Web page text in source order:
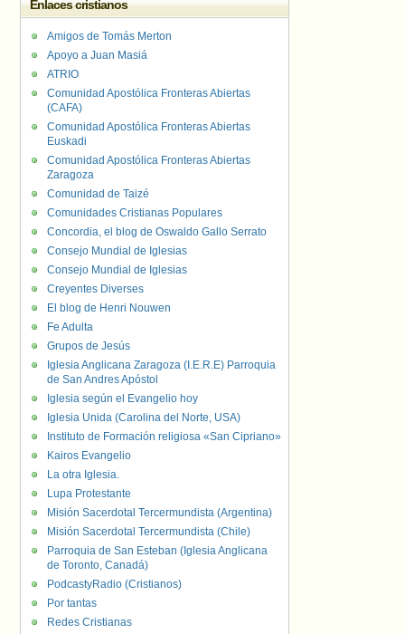
Enlaces cristianos
Amigos de Tomás Merton
Apoyo a Juan Masiá
ATRIO
Comunidad Apostólica Fronteras Abiertas
(CAFA)
Comunidad Apostólica Fronteras Abiertas
Euskadi
Comunidad Apostólica Fronteras Abiertas
Zaragoza
Comunidad de Taizé
Comunidades Cristianas Populares
Concordia, el blog de Oswaldo Gallo Serrato
Consejo Mundial de Iglesias
Consejo Mundial de Iglesias
Creyentes Diverses
El blog de Henri Nouwen
Fe Adulta
Grupos de Jesús
Iglesia Anglicana Zaragoza (I.E.R.E) Parroquia
de San Andres Apóstol
Iglesia según el Evangelio hoy
Iglesia Unida (Carolina del Norte, USA)
Instituto de Formación religiosa «San Cipriano»
Kairos Evangelio
La otra Iglesia.
Lupa Protestante
Misión Sacerdotal Tercermundista (Argentina)
Misión Sacerdotal Tercermundista (Chile)
Parroquia de San Esteban (Iglesia Anglicana
de Toronto, Canadá)
PodcastyRadio (Cristianos)
Por tantas
Redes Cristianas